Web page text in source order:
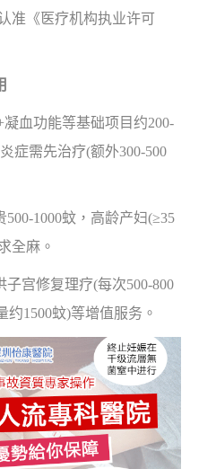
准《医疗机构执业许可
血功能等基础项目约200-
症需先治疗(额外300-500
1000蚊，高龄产妇(≥35
全麻。
宫修复理疗(每次500-800
约1500蚊)等增值服务。